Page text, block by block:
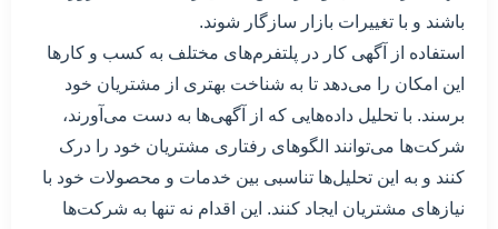
باشند و با تغییرات بازار سازگار شوند.
استفاده از آگهی کار در پلتفرم‌های مختلف به کسب و کارها
این امکان را می‌دهد تا به شناخت بهتری از مشتریان خود
برسند. با تحلیل داده‌هایی که از آگهی‌ها به دست می‌آورند،
شرکت‌ها می‌توانند الگوهای رفتاری مشتریان خود را درک
کنند و به این تحلیل‌ها تناسبی بین خدمات و محصولات خود با
نیازهای مشتریان ایجاد کنند. این اقدام نه تنها به شرکت‌ها